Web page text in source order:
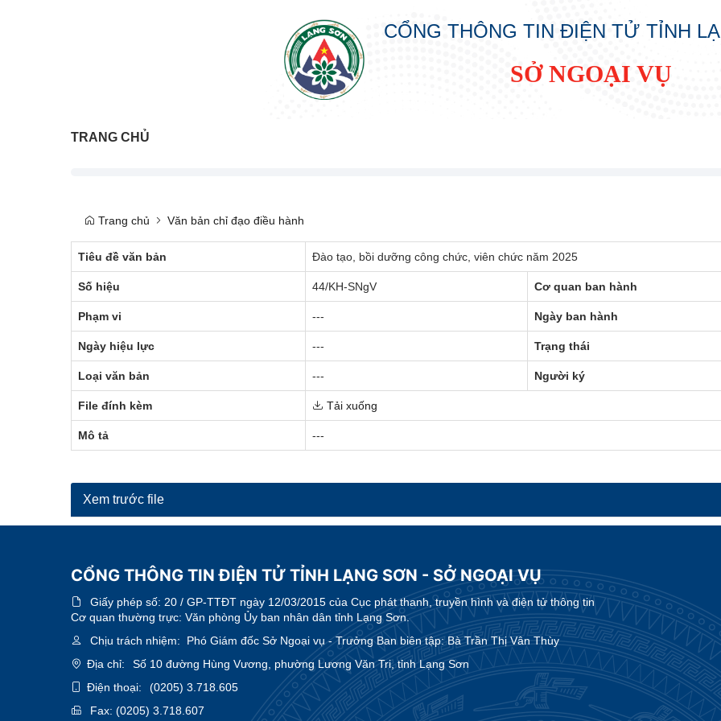
CỔNG THÔNG TIN ĐIỆN TỬ TỈNH
SỞ NGOẠI VỤ
TRANG CHỦ
Trang chủ Văn bản chỉ đạo điều hành
Tiêu đề văn bản Đào tạo, bồi dưỡng công chức, viên chức năm 2025
Số hiệu 44/KH-SNgV Cơ quan ban hành
Phạm vi --- Ngày ban hành
Ngày hiệu lực --- Trạng thái
Loại văn bản --- Người ký
File đính kèm Tải xuống
Mô tả ---
Xem trước file
CỔNG THÔNG TIN ĐIỆN TỬ TỈNH LẠNG SƠN - SỞ NGOẠI VỤ
Giấy phép số: 20 / GP-TTĐT ngày 12/03/2015 của Cục phát thanh, truyền hình và điện tử thông tin
Cơ quan thường trực: Văn phòng Ủy ban nhân dân tỉnh Lạng Sơn.
Chịu trách nhiệm: Phó Giám đốc Sở Ngoại vụ - Trưởng Ban biên tập: Bà Trần Thị Vân Thùy
Địa chỉ:
Số 10 đường Hùng Vương, phường Lương Văn Tri, tỉnh Lạng Sơn
Điện thoại:
(0205) 3.718.605
Fax: (0205) 3.718.607